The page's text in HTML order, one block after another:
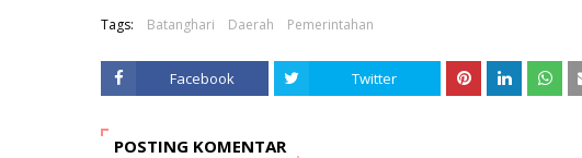
Tags: Batanghari Daerah Pemerintahan
Facebook Twitter
POSTING KOMENTAR